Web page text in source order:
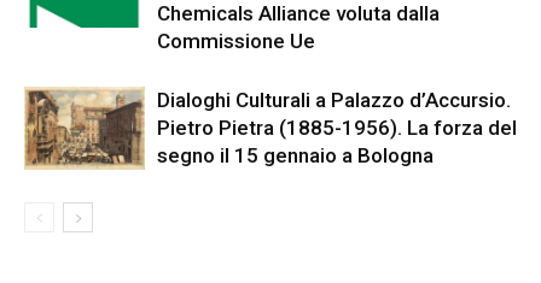
Chemicals Alliance voluta dalla
Commissione Ue
Dialoghi Culturali a Palazzo d’Accursio.
Pietro Pietra (1885-1956). La forza del
segno il 15 gennaio a Bologna